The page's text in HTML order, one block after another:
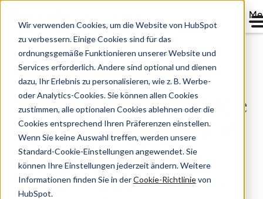
Wir verwenden Cookies, um die Website von HubSpot
zu verbessern. Einige Cookies sind für das
ordnungsgemäße Funktionieren unserer Website und
Services erforderlich. Andere sind optional und dienen
dazu, Ihr Erlebnis zu personalisieren, wie z. B. Werbe-
oder Analytics-Cookies. Sie können allen Cookies
zustimmen, alle optionalen Cookies ablehnen oder die
Cookies entsprechend Ihren Präferenzen einstellen.
Wenn Sie keine Auswahl treffen, werden unsere
Standard-Cookie-Einstellungen angewendet. Sie
können Ihre Einstellungen jederzeit ändern. Weitere
Informationen finden Sie in derCookie-Richtlinievon
HubSpot.
HubSpot und
Salesforce Agentforce
Sales (Sales Cloud) im
Vergleich
Ihr CRM-System sollte Ihren Vertrieb voranbringen –